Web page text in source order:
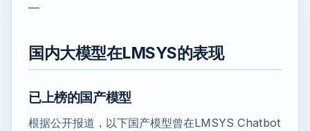
—
国内大模型在LMSYS的表现
已上榜的国产模型
根据公开报道，以下国产模型曾在LMSYS Chatbot